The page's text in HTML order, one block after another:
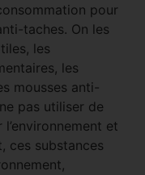
pour
taches. On les
les
les
mousses anti-
pas utiliser de
et
ces substances